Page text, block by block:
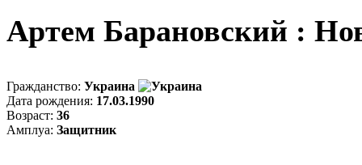
Артем Барановский :
Гражданство: Украина
Дата рождения: 17.03.1990
Возраст: 36
Амплуа: Защитник